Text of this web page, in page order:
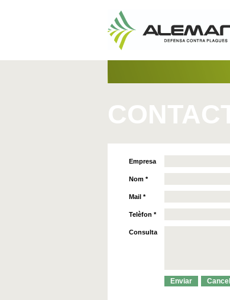
Empresa
Nom *
Mail *
Telèfon *
Consulta